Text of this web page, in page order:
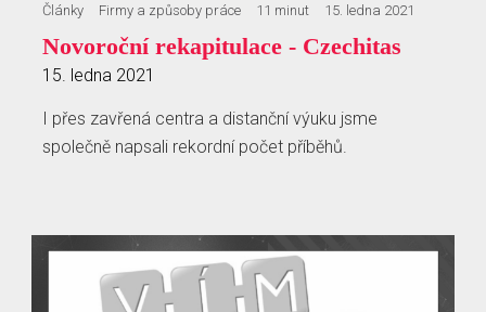
Články Firmy a způsoby práce 11 minut 15. ledna 2021
Novoroční rekapitulace - Czechitas
15. ledna 2021
I přes zavřená centra a distanční výuku jsme
společně napsali rekordní počet příběhů.